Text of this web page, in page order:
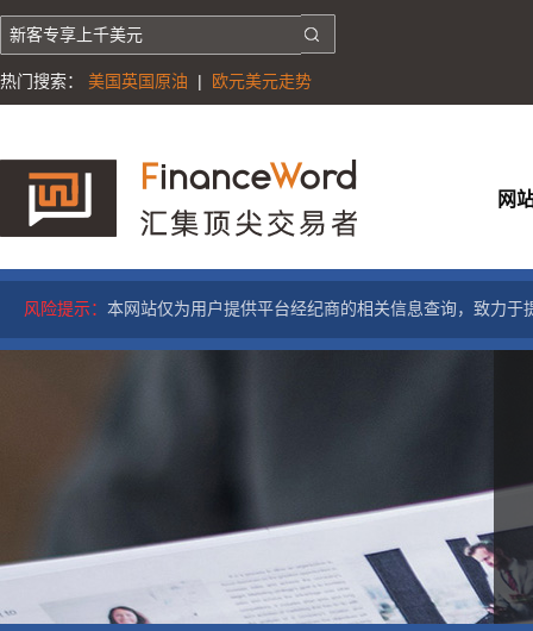
热门搜索： 美国英国原油 | 欧元美元走势
网
风险提示： 本网站仅为用户提供平台经纪商的相关信息查询，致力